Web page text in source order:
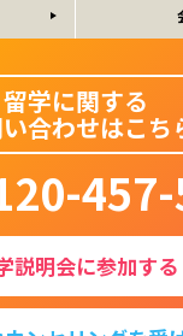
留学に関する
合わせはこち
説明会に参加する